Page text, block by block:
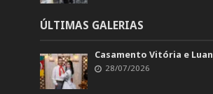
ÚLTIMAS GALERIAS
Casamento Vitória e Luan
28/07/2026